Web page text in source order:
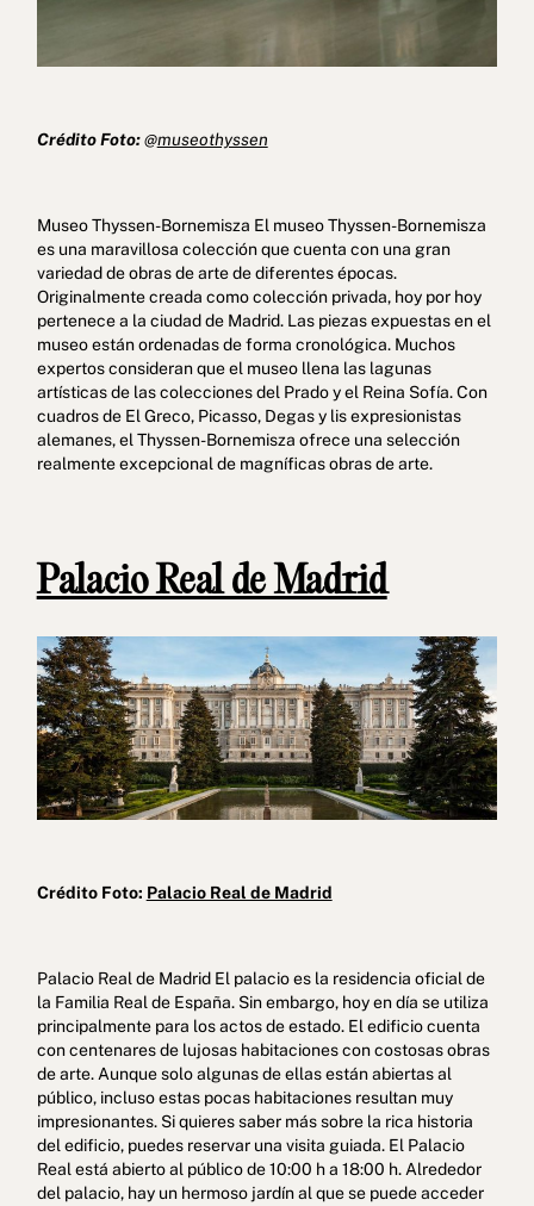
Crédito Foto:@museothyssen
Museo Thyssen-Bornemisza El museo Thyssen-Bornemisza
es una maravillosa colección que cuenta con una gran
variedad de obras de arte de diferentes épocas.
Originalmente creada como colección privada, hoy por hoy
pertenece a la ciudad de Madrid. Las piezas expuestas en el
museo están ordenadas de forma cronológica. Muchos
expertos consideran que el museo llena las lagunas
artísticas de las colecciones del Prado y el Reina Sofía. Con
cuadros de El Greco, Picasso, Degas y lis expresionistas
alemanes, el Thyssen-Bornemisza ofrece una selección
realmente excepcional de magníficas obras de arte.
Palacio Real de Madrid
Crédito Foto: Palacio Real de Madrid
Palacio Real de Madrid El palacio es la residencia oficial de
la Familia Real de España. Sin embargo, hoy en día se utiliza
principalmente para los actos de estado. El edificio cuenta
con centenares de lujosas habitaciones con costosas obras
de arte. Aunque solo algunas de ellas están abiertas al
público, incluso estas pocas habitaciones resultan muy
impresionantes. Si quieres saber más sobre la rica historia
del edificio, puedes reservar una visita guiada. El Palacio
Real está abierto al público de 10:00 h a 18:00 h. Alrededor
del palacio, hay un hermoso jardín al que se puede acceder